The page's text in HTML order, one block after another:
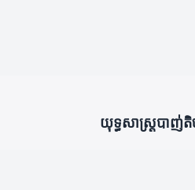
យុទ្ធសាស្ត្រ​បាញ់